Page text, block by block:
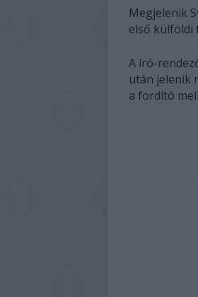
Megjelenik
első külföldi
A író-
után jelenik
a fordító